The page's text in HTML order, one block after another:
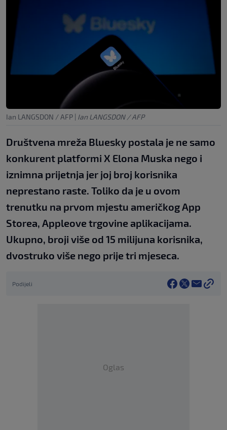
Ian LANGSDON / AFP | Ian LANGSDON / AFP
Društvena mreža Bluesky postala je ne samo
konkurent platformi X Elona Muska nego i
iznimna prijetnja jer joj broj korisnika
neprestano raste. Toliko da je u ovom
trenutku na prvom mjestu američkog App
Storea, Appleove trgovine aplikacijama.
Ukupno, broji više od 15 milijuna korisnika,
dvostruko više nego prije tri mjeseca.
Podijeli
Oglas